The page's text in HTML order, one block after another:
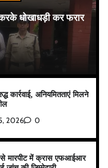
धोखाधड़ी कर फरार
कार्रवाई, अनियमितताएं मिलने
2026 0
से मारपीट में क्रास एफआईआर